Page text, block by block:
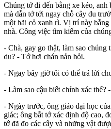
Chúng tớ đi đến bằng xe kéo,
mà dẫn tớ tới ngay chỗ cây du
một bãi cỏ xanh rì. Vị trí này
nhà. Công việc tìm kiếm của
- Chà, gay go thật, làm sao chúng
du? - Tớ hơi chán nản hỏi.
- Ngay bây giờ tôi có thể trả lời
- Làm sao cậu biết chính xác thế?
- Ngày trước, ông giáo đại học
giác; ông bắt tớ xác định độ cao,
tớ đã đo các cây và những vật